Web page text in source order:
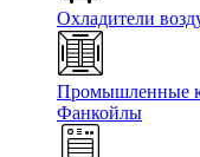
Охладители
Промышленные
Фанкойлы